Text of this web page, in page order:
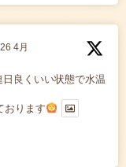
26 4月
良くいい状態で水温
おります